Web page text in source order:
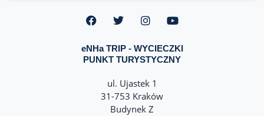
eNHa TRIP - WYCIECZKI
PUNKT TURYSTYCZNY
ul. Ujastek 1
31-753 Kraków
Budynek Z